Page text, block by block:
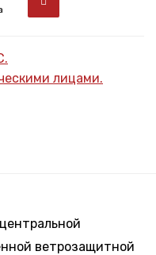
лицами.
ветрозащитной